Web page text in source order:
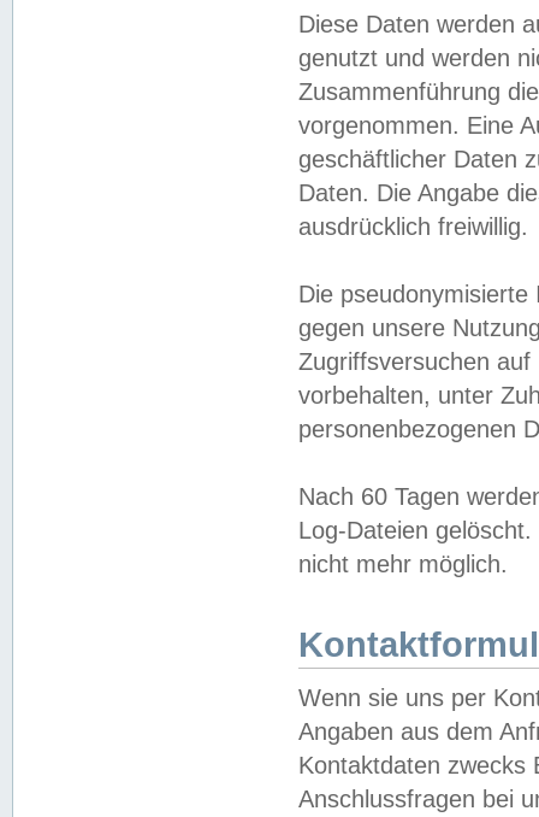
Diese Daten werden
genutzt und werden
Zusammenführung
vorgenommen. Eine
geschäftlicher Daten
Daten. Die Angabe
ausdrücklich freiwillig.
Die
gegen unsere
Zugriffsversuchen
vorbehalten, unter
personenbezogenen
Nach 60 Tagen
Log-Dateien
nicht mehr möglich.
Wenn sie uns per
Angaben aus dem
Kontaktdaten zwecks
Anschlussfragen bei